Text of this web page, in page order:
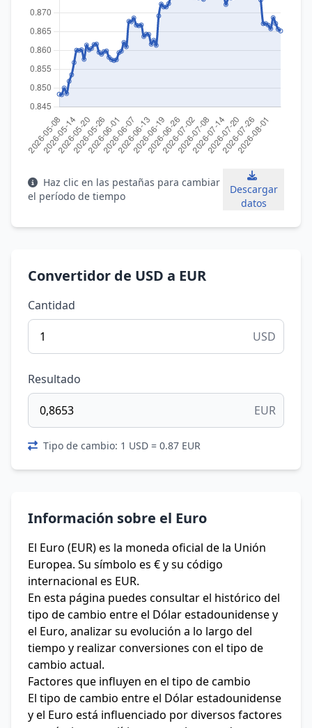
Haz clic en las pestañas para cambiar
el período de tiempo
Descargar
datos
Convertidor de USD a EUR
Cantidad
USD
Resultado
EUR
Tipo de cambio: 1 USD = 0.87 EUR
Información sobre el Euro
El Euro (EUR) es la moneda oficial de la Unión
Europea. Su símbolo es € y su código
internacional es EUR.
En esta página puedes consultar el histórico del
tipo de cambio entre el Dólar estadounidense y
el Euro, analizar su evolución a lo largo del
tiempo y realizar conversiones con el tipo de
cambio actual.
Factores que influyen en el tipo de cambio
El tipo de cambio entre el Dólar estadounidense
y el Euro está influenciado por diversos factores